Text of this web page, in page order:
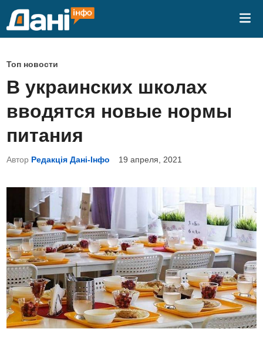
О
п
у
б
л
и
к
н
о
в
Топ новости
В украинских школах
вводятся новые нормы
питания
Автор Редакція Дані-Інфо 19 апреля, 2021